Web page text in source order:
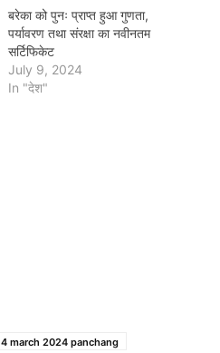
बरेका को पुनः प्राप्त हुआ गुणता,
पर्यावरण तथा संरक्षा का नवीनतम
सर्टिफिकेट
July 9, 2024
In "देश"
4 march 2024 panchang